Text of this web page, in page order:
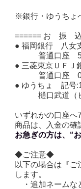
※銀行・ゆうちょ
====== お 振
● 福岡銀行
普通口座
● 三菱東京Ｕ
普通口座
● ゆうちょ 記号
樋口武道（ヒ
いずれかの口座へ
商品は、入金の確
お急ぎの方は、“
◆ご注意◆
以下の場合は『
します。
・追加ネームな